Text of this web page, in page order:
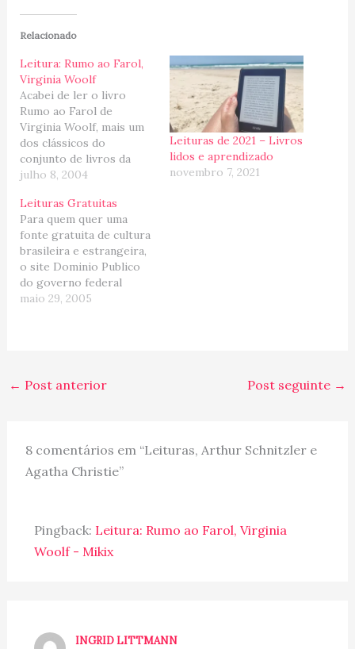
Relacionado
Leitura: Rumo ao Farol,
Virginia Woolf
Acabei de ler o livro
Rumo ao Farol de
Virginia Woolf, mais um
dos clássicos do
conjunto de livros da
coletânea da Folha de
me deu (eu pedi, mas ele
atendeu!). Foi a primeira
vez que li uma obra
dessa autora e me
apaixonei. Na…
julho 8, 2004
Leituras de 2021 – Livros
lidos e aprendizado
novembro 7, 2021
Leituras Gratuitas
Para quem quer uma
fonte gratuita de cultura
brasileira e estrangeira,
o site Dominio Publico
do governo federal
brasileiro esta ficando
encontrar escritores
como; Machado de Assis,
maio 29, 2005
← Post anterior Post seguinte →
8 comentários em “Leituras, Arthur Schnitzler e
Agatha Christie”
Pingback: Leitura: Rumo ao Farol, Virginia
Woolf - Mikix
INGRID LITTMANN